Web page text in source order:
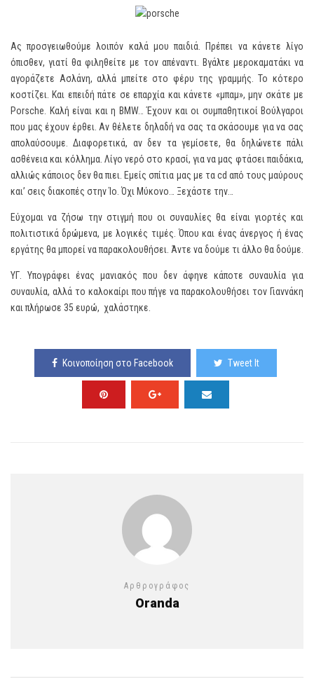
Ας προσγειωθούμε λοιπόν καλά μου παιδιά. Πρέπει να κάνετε λίγο
όπισθεν, γιατί θα φιληθείτε με τον απέναντι. Βγάλτε μεροκαματάκι να
αγοράζετε Ασλάνη, αλλά μπείτε στο φέρυ της γραμμής. Το κότερο
κοστίζει. Και επειδή πάτε σε επαρχία και κάνετε «μπαμ», μην σκάτε με
Porsche. Καλή είναι και η BMW… Έχουν και οι συμπαθητικοί Βούλγαροι
που μας έχουν έρθει. Αν θέλετε δηλαδή να σας τα σκάσουμε για να σας
απολαύσουμε. Διαφορετικά, αν δεν τα γεμίσετε, θα δηλώνετε πάλι
ασθένεια και κόλλημα. Λίγο νερό στο κρασί, για να μας φτάσει παιδάκια,
αλλιώς κάποιος δεν θα πιει. Εμείς σπίτια μας με τα cd από τους μαύρους
και’ σεις διακοπές στην Ίο. Όχι Μύκονο… Ξεχάστε την…
Εύχομαι να ζήσω την στιγμή που οι συναυλίες θα είναι γιορτές και
πολιτιστικά δρώμενα, με λογικές τιμές. Όπου και ένας άνεργος ή ένας
εργάτης θα μπορεί να παρακολουθήσει. Άντε να δούμε τι άλλο θα δούμε.
ΥΓ. Υπογράφει ένας μανιακός που δεν άφηνε κάποτε συναυλία για
συναυλία, αλλά το καλοκαίρι που πήγε να παρακολουθήσει τον Γιαννάκη
και πλήρωσε 35 ευρώ, χαλάστηκε.
Κοινοποίηση στο Facebook Tweet It
Αρθρογράφος
Oranda